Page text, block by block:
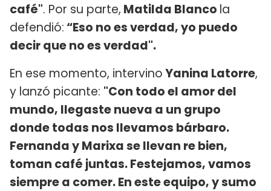
café". Por su parte, Matilda Blanco la
defendió: “Eso no es verdad, yo puedo
decir que no es verdad".
En ese momento, intervinoYanina Latorre,
y lanzó picante: "Con todo el amor del
mundo, llegaste nueva a un grupo
donde todas nos llevamos bárbaro.
Fernanda y Marixa se llevan re bien,
toman café juntas. Festejamos, vamos
siempre a comer. En este equipo, y sumo